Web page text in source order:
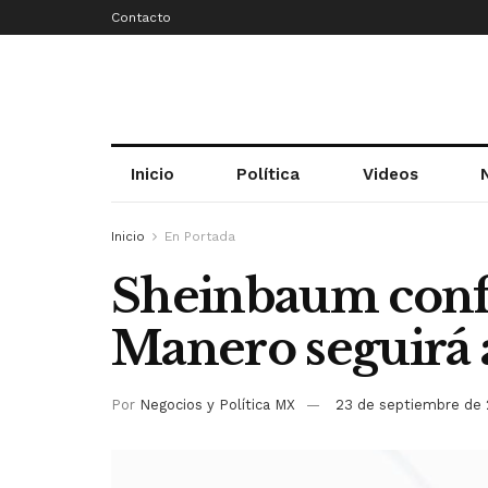
Contacto
Inicio Política Videos
Inicio En Portada
Sheinbaum
Manero seguirá
Por Negocios y Política MX 23 de septiembre de